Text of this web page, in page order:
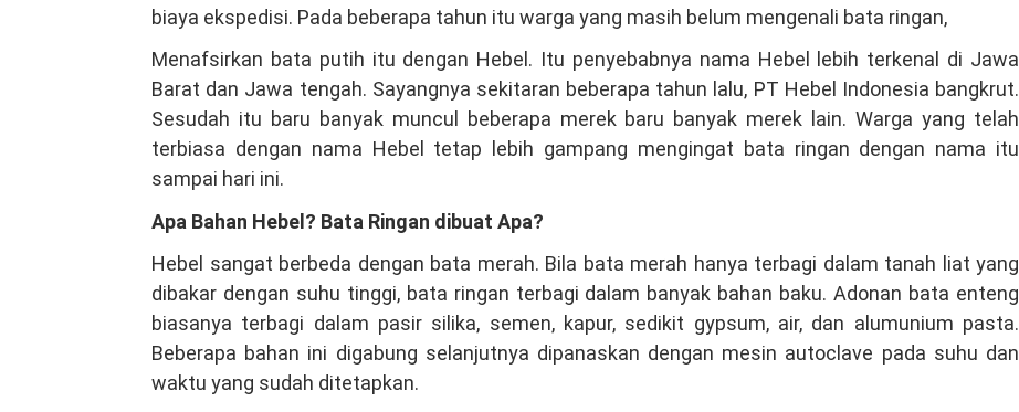
biaya ekspedisi. Pada beberapa tahun itu warga yang masih belum mengenali bata ringan,
Menafsirkan bata putih itu dengan Hebel. Itu penyebabnya nama Hebel lebih terkenal di Jawa
Barat dan Jawa tengah. Sayangnya sekitaran beberapa tahun lalu, PT Hebel Indonesia bangkrut.
Sesudah itu baru banyak muncul beberapa merek baru banyak merek lain. Warga yang telah
terbiasa dengan nama Hebel tetap lebih gampang mengingat bata ringan dengan nama itu
sampai hari ini.
Apa Bahan Hebel? Bata Ringan dibuat Apa?
Hebel sangat berbeda dengan bata merah. Bila bata merah hanya terbagi dalam tanah liat yang
dibakar dengan suhu tinggi, bata ringan terbagi dalam banyak bahan baku. Adonan bata enteng
biasanya terbagi dalam pasir silika, semen, kapur, sedikit gypsum, air, dan alumunium pasta.
Beberapa bahan ini digabung selanjutnya dipanaskan dengan mesin autoclave pada suhu dan
waktu yang sudah ditetapkan.